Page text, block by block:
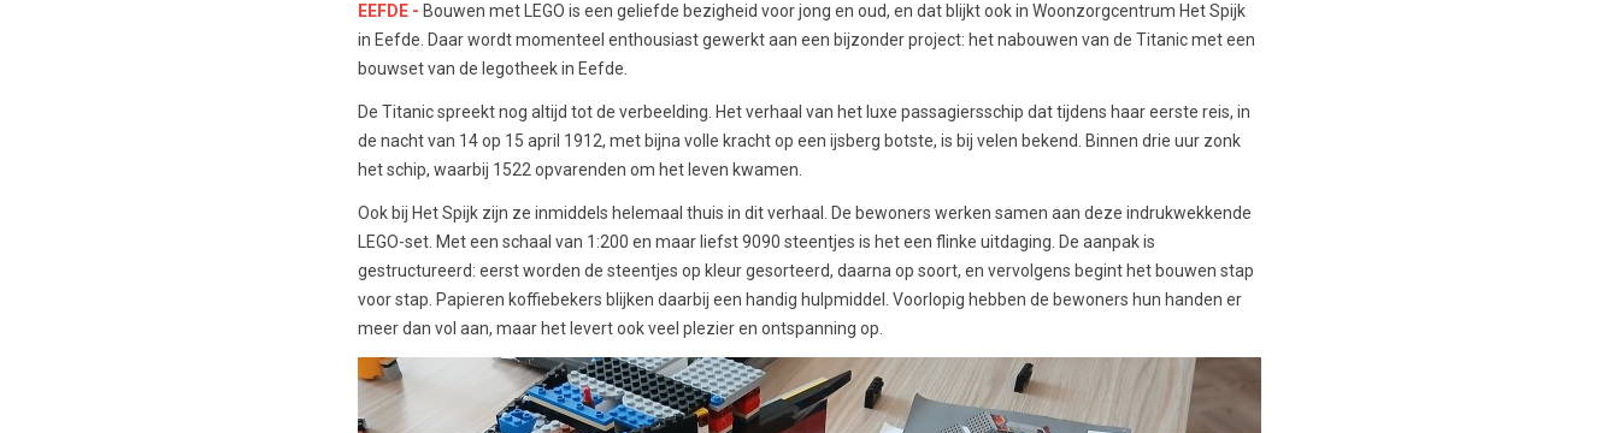
EEFDE - Bouwen met LEGO is een geliefde bezigheid voor jong en oud, en dat blijkt ook in Woonzorgcentrum Het Spijk
in Eefde. Daar wordt momenteel enthousiast gewerkt aan een bijzonder project: het nabouwen van de Titanic met een
bouwset van de legotheek in Eefde.
De Titanic spreekt nog altijd tot de verbeelding. Het verhaal van het luxe passagiersschip dat tijdens haar eerste reis, in
de nacht van 14 op 15 april 1912, met bijna volle kracht op een ijsberg botste, is bij velen bekend. Binnen drie uur zonk
het schip, waarbij 1522 opvarenden om het leven kwamen.
Ook bij Het Spijk zijn ze inmiddels helemaal thuis in dit verhaal. De bewoners werken samen aan deze indrukwekkende
LEGO-set. Met een schaal van 1:200 en maar liefst 9090 steentjes is het een flinke uitdaging. De aanpak is
gestructureerd: eerst worden de steentjes op kleur gesorteerd, daarna op soort, en vervolgens begint het bouwen stap
voor stap. Papieren koffiebekers blijken daarbij een handig hulpmiddel. Voorlopig hebben de bewoners hun handen er
meer dan vol aan, maar het levert ook veel plezier en ontspanning op.